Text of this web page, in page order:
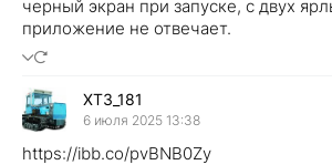
черный экран при запуске, с двух
приложение не отвечает.
XT3_181
6 июля 2025 13:38
https://ibb.co/pvBNB0Zy